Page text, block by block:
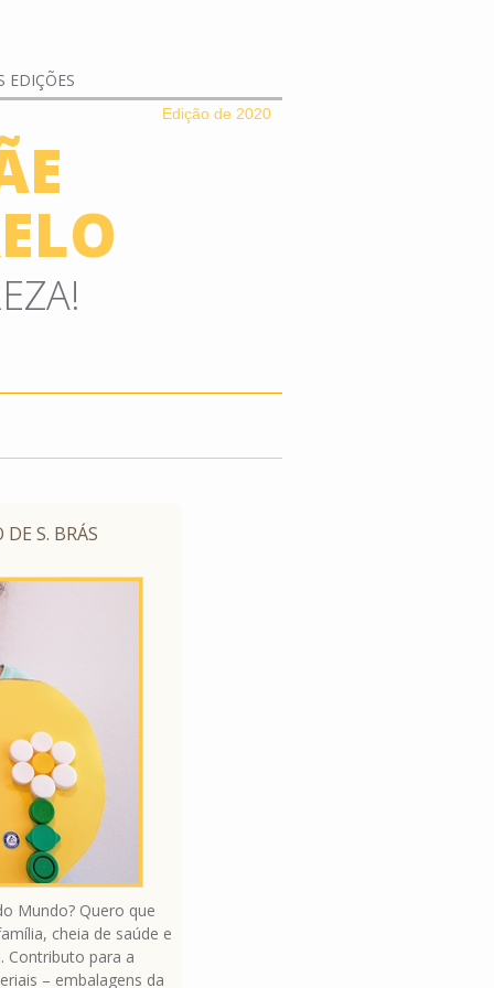
EDIÇÕES
Edição de 2020
DE S. BRÁS
Mundo? Quero que
cheia de saúde e
Contributo para a
– embalagens da